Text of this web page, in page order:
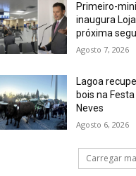
Primeiro-
inaugura
próxima
Agosto 7, 2026
Lagoa
bois na
Neves
Agosto 6, 2026
Carregar